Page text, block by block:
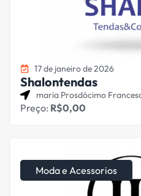
17 de janeiro de 2026
Shalontendas
maria Prosdócimo
Preço: R$0,00
Moda e Acessorios